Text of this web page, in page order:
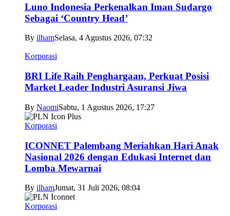
Luno Indonesia Perkenalkan Iman Sudargo
Sebagai ‘Country Head’
By ilhamSelasa, 4 Agustus 2026, 07:32
Korporasi
BRI Life Raih Penghargaan, Perkuat Posisi
Market Leader Industri Asuransi Jiwa
By NaomiSabtu, 1 Agustus 2026, 17:27
Korporasi
ICONNET Palembang Meriahkan Hari Anak
Nasional 2026 dengan Edukasi Internet dan
Lomba Mewarnai
By ilhamJumat, 31 Juli 2026, 08:04
Korporasi